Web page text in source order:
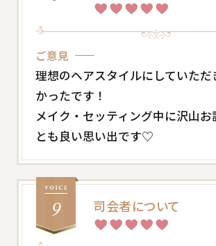
ご意見
理想のヘアスタイルにしていただ
かったです！
メイク・セッティング中に沢山お
とも良い思い出です♡
司会者について